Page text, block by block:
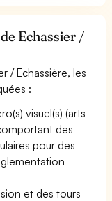
Echassier /
/ Echassière, les
:
visuel(s) (arts
des
pour des
et des tours